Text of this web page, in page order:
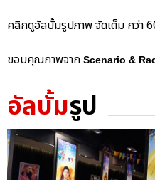
คลิกดูอัลบั้มรูปภาพ จัดเต็ม กว่า
ขอบคุณภาพจาก Scenario &
อัลบั้มรูป